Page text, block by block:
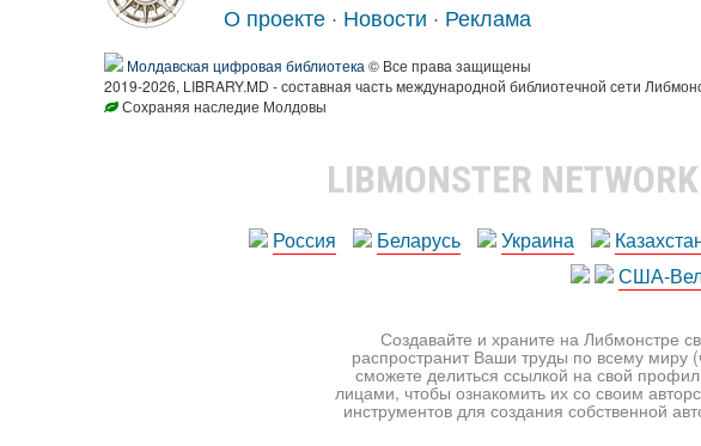
О проекте · Новости · Реклама
Молдавская цифровая библиотека © Все права защищены
2019-2026, LIBRARY.MD - составная часть международной библиотечной сети
Сохраняя наследие Молдовы
LIBMONSTER NETWORK
Россия Беларусь Украина
США-
Создавайте и храните на Либмонстре
распространит Ваши труды по всему миру
сможете делиться ссылкой на свой
лицами, чтобы ознакомить их со своим
инструментов для создания собственной